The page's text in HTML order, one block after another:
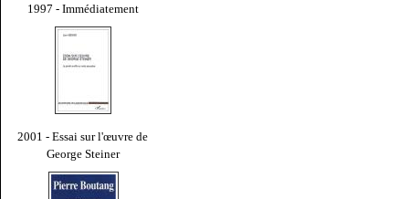
1997 - Immédiatement
2001 - Essai sur l'œuvre de
George Steiner